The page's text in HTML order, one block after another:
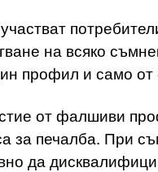
на всяко
профил и само
от фалшиви
за печалба. При
да